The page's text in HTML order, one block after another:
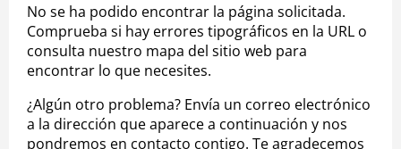
No se ha podido encontrar la página solicitada.
Comprueba si hay errores tipográficos en la URL o
consulta nuestro mapa del sitio web para
encontrar lo que necesites.
¿Algún otro problema? Envía un correo electrónico
a la dirección que aparece a continuación y nos
pondremos en contacto contigo. Te agradecemos